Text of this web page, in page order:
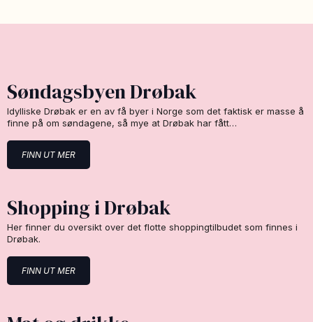
Søndagsbyen Drøbak
Idylliske Drøbak er en av få byer i Norge som det faktisk er masse å
finne på om søndagene, så mye at Drøbak har fått…
FINN UT MER
Shopping i Drøbak
Her finner du oversikt over det flotte shoppingtilbudet som finnes i
Drøbak.
FINN UT MER